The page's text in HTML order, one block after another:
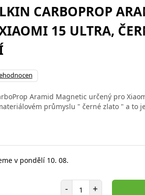
CARBOPROP
15 ULTRA,
Aramid Magnetic určený pro
průmyslu " černé zlato " a to
v pondělí 10. 08.
- Počet položek
+